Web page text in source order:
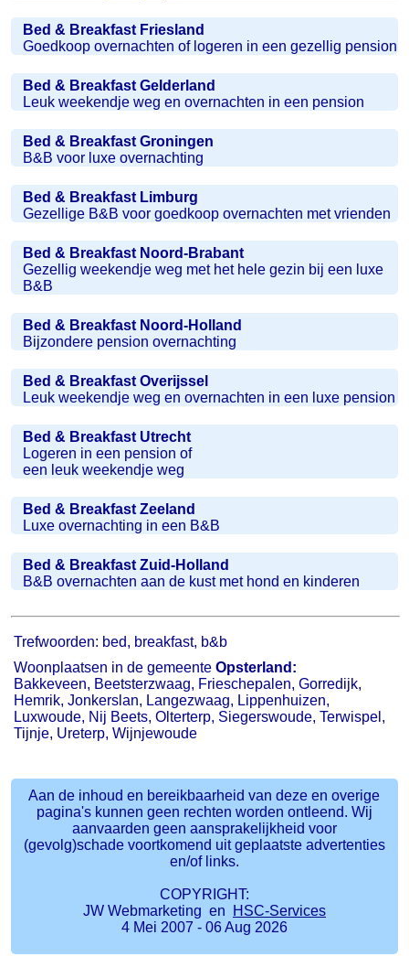
Bed & Breakfast Friesland
Goedkoop overnachten of logeren in een gezellig pension
Bed & Breakfast Gelderland
Leuk weekendje weg en overnachten in een pension
Bed & Breakfast Groningen
B&B voor luxe overnachting
Bed & Breakfast Limburg
Gezellige B&B voor goedkoop overnachten met vrienden
Bed & Breakfast Noord-Brabant
Gezellig weekendje weg met het hele gezin bij een luxe
B&B
Bed & Breakfast Noord-Holland
Bijzondere pension overnachting
Bed & Breakfast Overijssel
Leuk weekendje weg en overnachten in een luxe pension
Bed & Breakfast Utrecht
Logeren in een pension of
een leuk weekendje weg
Bed & Breakfast Zeeland
Luxe overnachting in een B&B
Bed & Breakfast Zuid-Holland
B&B overnachten aan de kust met hond en kinderen
Trefwoorden: bed, breakfast, b&b
Woonplaatsen in de gemeenteOpsterland:
Bakkeveen, Beetsterzwaag, Frieschepalen, Gorredijk,
Hemrik, Jonkerslan, Langezwaag, Lippenhuizen,
Luxwoude, Nij Beets, Olterterp, Siegerswoude, Terwispel,
Tijnje, Ureterp, Wijnjewoude
Aan de inhoud en bereikbaarheid van deze en overige
pagina's kunnen geen rechten worden ontleend. Wij
aanvaarden geen aansprakelijkheid voor
(gevolg)schade voortkomend uit geplaatste advertenties
en/of links.
COPYRIGHT:
JW Webmarketing en
HSC-Services
4 Mei 2007 - 06 Aug 2026